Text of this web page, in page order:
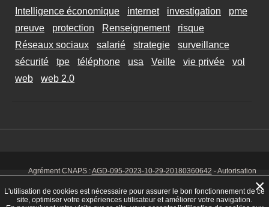
Intelligence économique
internet investigation
pme
preuve
protection Renseignement
risque
Réseaux sociaux
salarié strategie
surveillance
sécurité
tpe téléphone usa Veille vie privée
vol
web
web 2.0
Agrément CNAPS :AGD-095-2023-10-29-20180360642 - Autorisation
925 00038 - Code NAF 8030 Z -Mentions Légales-CookiesTél. : 06 14
01 75 32
L'utilisation de cookies est nécessaire pour assurer le bon fonctionnement de ce
site, optimiser votre expériences utilisateur et améliorer votre navigation.
×